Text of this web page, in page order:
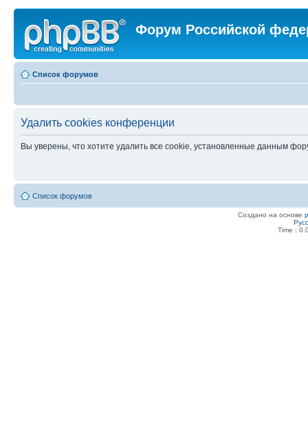
Форум Российской
Список форумов
Удалить cookies конференции
Вы уверены, что хотите удалить все cookie, установленные данным
Список форумов
Создано на основе
Time :